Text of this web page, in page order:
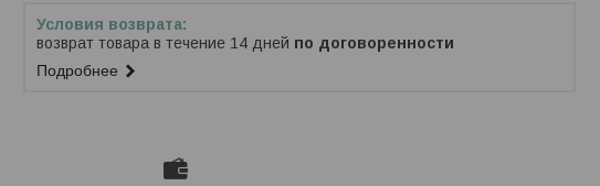
возврат товара в течение 14 дней по договоренности
Подробнее